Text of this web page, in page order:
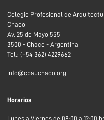
Colegio Profesional de
Chaco
Av. 25 de Mayo 555
3500 - Chaco - Argentina
Tel.: (+54 362) 4229662
info@cpauchaco.org
Horarios
Lunes a Viernes de 08:00 a 12:00